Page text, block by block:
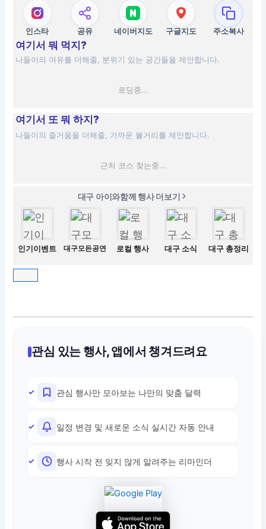
인스타 공유 네이버지도 구글지도 주소복사
여기서 뭐 먹지?
나들이의 여유를 더해줄, 분위기 있는 공간들을 제안합니다.
로딩중...
여기서 또 뭐 하지?
나들이의 즐거움을 더해줄, 가까운 볼거리를 제안합니다.
근처 코스 찾는중...
대구 아이와함께 행사 더보기
인기이벤트 대구모든공연 로컬 행사 대구 소식 대구 총정리
관심 있는 행사, 앱에서 챙겨드려요
관심 행사만 모아보는 나만의 맞춤 달력
일정 변경 및 새로운 소식 실시간 자동 안내
행사 시작 전 잊지 않게 알려주는 리마인더